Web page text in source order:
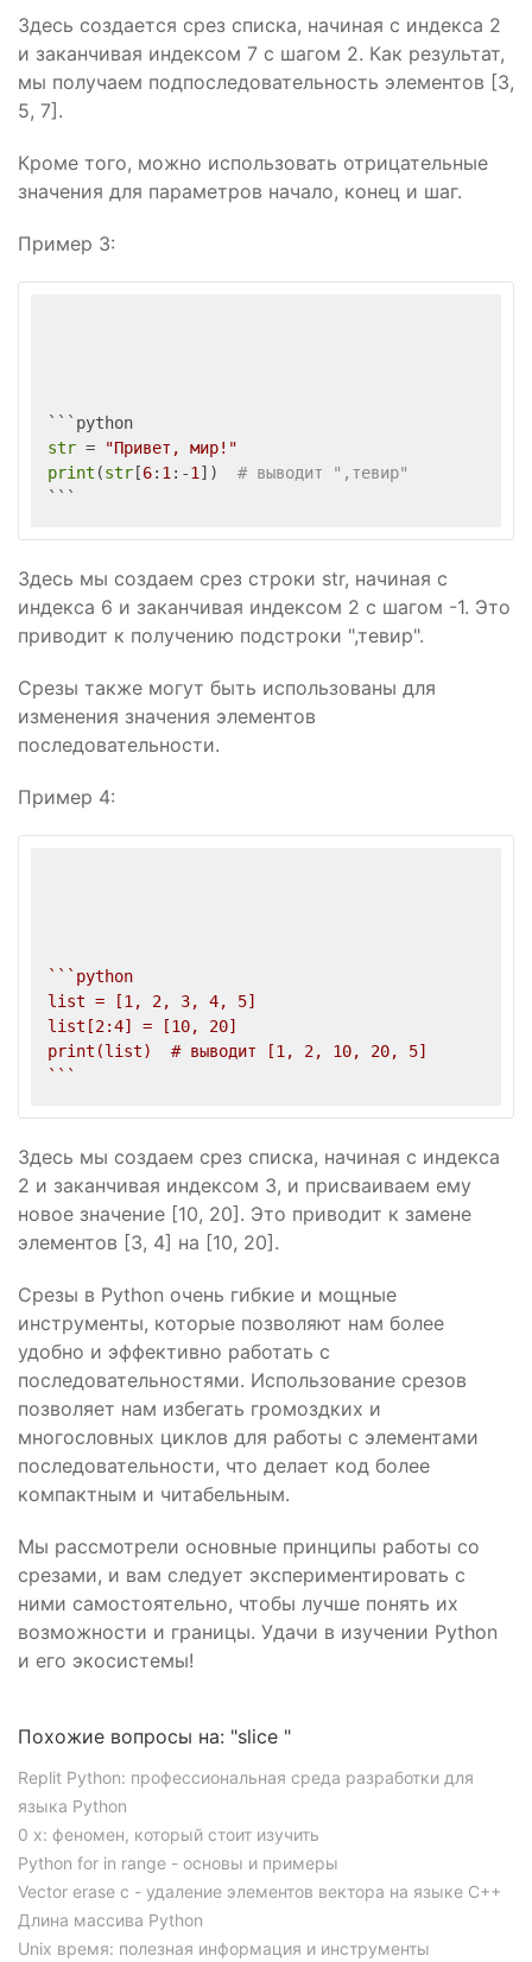
Здесь создается срез списка, начиная с индекса 2
и заканчивая индексом 7 с шагом 2. Как результат,
мы получаем подпоследовательность элементов [3,
5, 7].
Кроме того, можно использовать отрицательные
значения для параметров начало, конец и шаг.
Пример 3:
str =
"Привет, мир!"
print (str [6: 1 :-1 ]) # выводит ",тевир"
Здесь мы создаем срез строки str, начиная с
индекса 6 и заканчивая индексом 2 с шагом -1. Это
приводит к получению подстроки ",тевир".
Срезы также могут быть использованы для
изменения значения элементов
последовательности.
Пример 4:
`` `python
list = [1, 2, 3, 4, 5]
list[2:4] = [10, 20]
print(list)  # выводит [1, 2, 10, 20, 5]
` ``
Здесь мы создаем срез списка, начиная с индекса
2 и заканчивая индексом 3, и присваиваем ему
новое значение [10, 20]. Это приводит к замене
элементов [3, 4] на [10, 20].
Срезы в Python очень гибкие и мощные
инструменты, которые позволяют нам более
удобно и эффективно работать с
последовательностями. Использование срезов
позволяет нам избегать громоздких и
многословных циклов для работы с элементами
последовательности, что делает код более
компактным и читабельным.
Мы рассмотрели основные принципы работы со
срезами, и вам следует экспериментировать с
ними самостоятельно, чтобы лучше понять их
возможности и границы. Удачи в изучении Python
и его экосистемы!
Похожие вопросы на: "slice "
Replit Python: профессиональная среда разработки для
языка Python
0 x: феномен, который стоит изучить
Python for in range - основы и примеры
Vector erase c - удаление элементов вектора на языке C++
Длина массива Python
Unix время: полезная информация и инструменты